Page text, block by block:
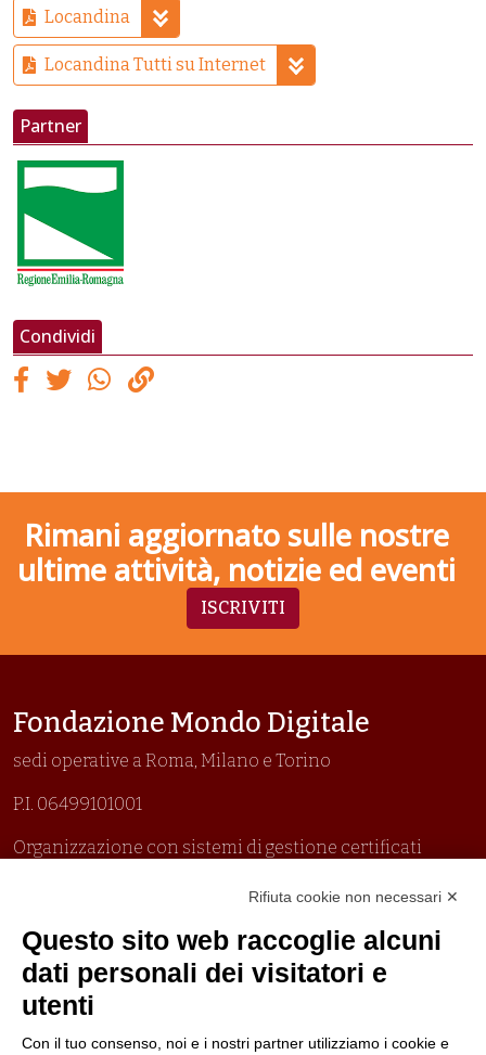
Locandina
Locandina Tutti su Internet
Partner
Condividi
Rimani aggiornato sulle nostre
ultime attività, notizie ed eventi
ISCRIVITI
Fondazione Mondo Digitale
sedi operative a Roma, Milano e Torino
P.I. 06499101001
Organizzazione con sistemi di gestione certificati
Politica per la parità di genere
Politica antibullismo
Rifiuta cookie non necessari ✕
Questo sito web raccoglie alcuni
dati personali dei visitatori e
utenti
Con il tuo consenso, noi e i nostri partner utilizziamo i cookie e